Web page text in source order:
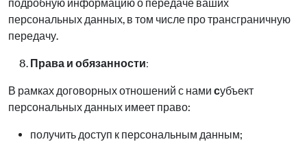
подробную информацию о передаче ваших
персональных данных, в том числе про трансграничную
передачу.
Права и обязанности:
В рамках договорных отношений с нами субъект
персональных данных имеет право:
получить доступ к персональным данным;